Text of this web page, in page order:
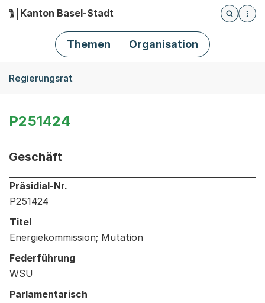
Hauptnavigation
Kanton Basel-Stadt
Öffnet
Themen Organisation
Regierungsrat
P251424
Geschäft
Informationen zum Ausgewählten Geschäft
Präsidial-Nr.
P251424
Titel
Energiekommission; Mutation
Federführung
WSU
Parlamentarisch